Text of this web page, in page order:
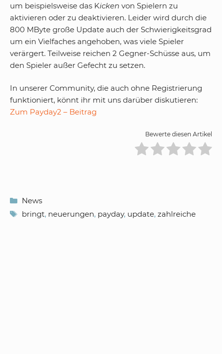
um beispielsweise das Kicken von Spielern zu
aktivieren oder zu deaktivieren. Leider wird durch die
800 MByte große Update auch der Schwierigkeitsgrad
um ein Vielfaches angehoben, was viele Spieler
verärgert. Teilweise reichen 2 Gegner-Schüsse aus, um
den Spieler außer Gefecht zu setzen.
In unserer Community, die auch ohne Registrierung
funktioniert, könnt ihr mit uns darüber diskutieren:
Zum Payday2 – Beitrag
Bewerte diesen Artikel
Kategorien
News
Schlagwörter
bringt, neuerungen, payday, update, zahlreiche